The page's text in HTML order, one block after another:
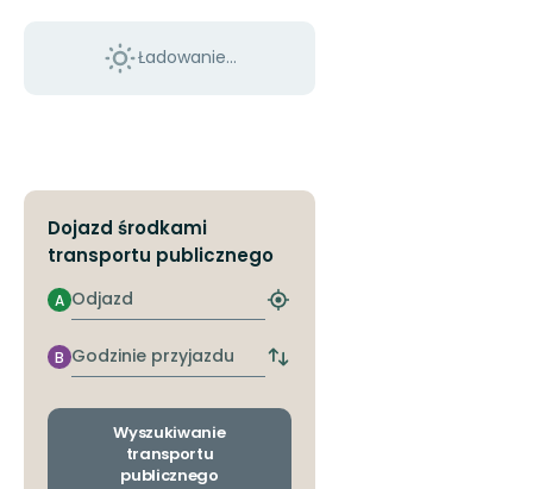
Ładowanie...
Dojazd środkami
transportu publicznego
Odjazd
A
Znajdź
przystanek
Godzinie
przyjazdu
B
Zmiana
odjazdu
Wyszukiwanie
transportu
publicznego